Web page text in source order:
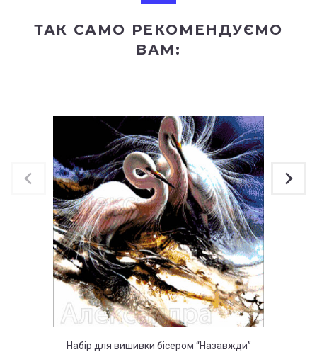
ТАК САМО РЕКОМЕНДУЄМО
ВАМ:
Набір для вишивки бісером “Назавжди”